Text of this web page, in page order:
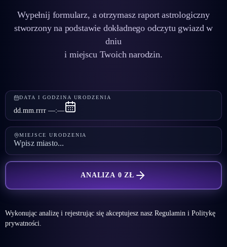
Wypełnij formularz, a otrzymasz raport astrologiczny
stworzony na podstawie dokładnego odczytu gwiazd w
dniu
i miejscu Twoich narodzin.
DATA I GODZINA URODZENIA
dd.mm.rrrr ––:––
MIEJSCE URODZENIA
ANALIZA 0 ZŁ
Wykonując analizę i rejestrując się akceptujesz nasz Regulamin i Politykę
prywatności.